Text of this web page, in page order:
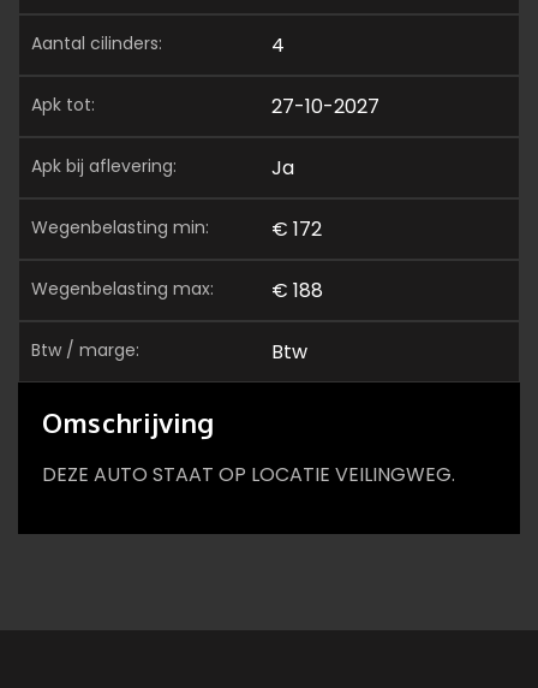
aantal cilinders: 4
apk tot: 27-10-2027
apk bij aflevering: Ja
wegenbelasting min: € 172
wegenbelasting max: € 188
btw / marge: Btw
Omschrijving
DEZE AUTO STAAT OP LOCATIE VEILINGWEG.